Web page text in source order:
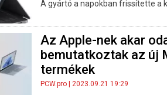
A gyártó a napokban frissítette a
Az Apple-nek akar
bemutatkoztak az új
termékek
PCW.pro | 2023.09.21 19:29